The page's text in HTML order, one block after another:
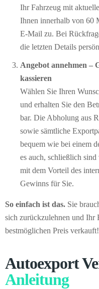
Ihr Fahrzeug mit
Ihnen innerhalb von 60
E-Mail zu. Bei
die letzten Details
Angebot annehmen –
kassieren
Wählen Sie Ihren
und erhalten Sie den
bar. Die Abholung aus
sowie sämtliche
bequem wie bei einem
es auch, schließlich
mit dem Vorteil des
Gewinns für Sie.
So einfach ist das. Sie
sich zurückzulehnen und Ihr
bestmöglichen Preis verkauft!
Autoexport
Anleitung